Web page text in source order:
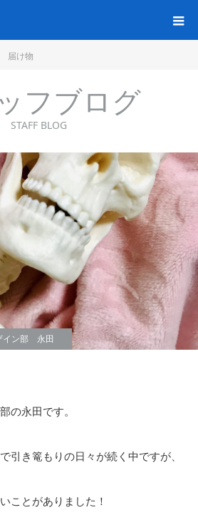
届け物
フブログ
STAFF BLOG
イン部 永田
の永田です。
引き篭もりの日々が続く中ですが、
ことがありました！